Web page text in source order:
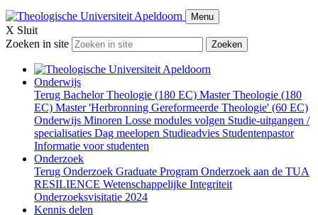
Menu
X Sluit
Zoeken in site
Zoeken
Onderwijs
Terug Bachelor Theologie (180 EC) Master Theologie (180
EC) Master 'Herbronning Gereformeerde Theologie' (60 EC)
Onderwijs Minoren Losse modules volgen Studie-uitgangen /
specialisaties Dag meelopen Studieadvies Studentenpastor
Informatie voor studenten
Onderzoek
Terug Onderzoek Graduate Program Onderzoek aan de TUA
RESILIENCE Wetenschappelijke Integriteit
Onderzoeksvisitatie 2024
Kennis delen